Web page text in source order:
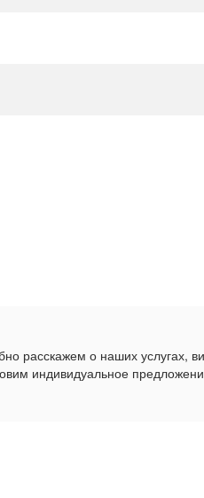
расскажем о наших услугах,
индивидуальное